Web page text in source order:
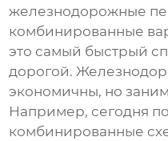
железнодорожные
комбинированные
это самый быстрый
дорогой.
экономичны, но
Например, сегодня
комбинированные